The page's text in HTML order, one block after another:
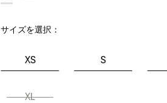
サイズを選択：
XS S
XL